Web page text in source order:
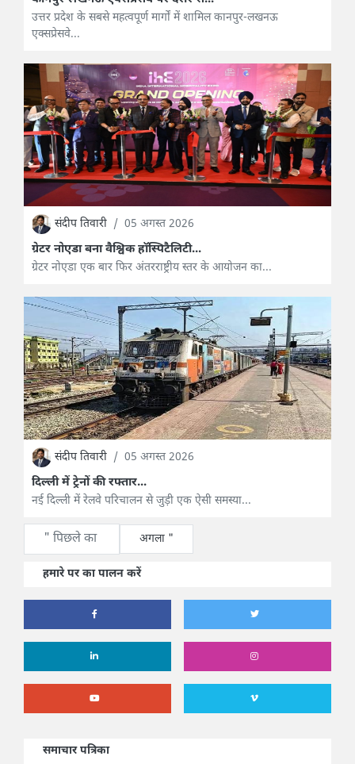
उत्तर प्रदेश के सबसे महत्वपूर्ण मार्गों में शामिल कानपुर-लखनऊ
एक्सप्रेसवे...
संदीप तिवारी / 05 अगस्त 2026
ग्रेटर नोएडा बना वैश्विक हॉस्पिटैलिटी...
ग्रेटर नोएडा एक बार फिर अंतरराष्ट्रीय स्तर के आयोजन का...
संदीप तिवारी / 05 अगस्त 2026
दिल्ली में ट्रेनों की रफ्तार...
नई दिल्ली में रेलवे परिचालन से जुड़ी एक ऐसी समस्या...
" पिछले का अगला "
हमारे पर का पालन करें
समाचार पत्रिका